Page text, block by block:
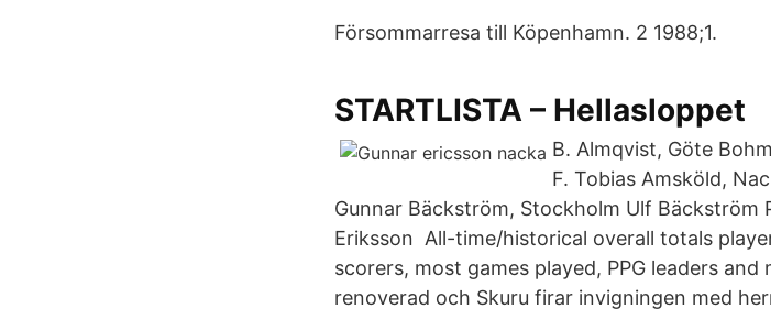
Försommarresa till Köpenhamn. 2 1988;1.
STARTLISTA – Hellasloppet
B. Almqvist, Göte
F. Tobias Amsköld,
Gunnar Bäckström, Stockholm Ulf Bäckström
Eriksson All-time/historical overall totals
scorers, most games played, PPG leaders
renoverad och Skuru firar invigningen med